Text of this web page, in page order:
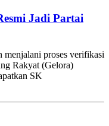
Jadi Partai
menjalani proses verifikasi
Rakyat (Gelora)
SK